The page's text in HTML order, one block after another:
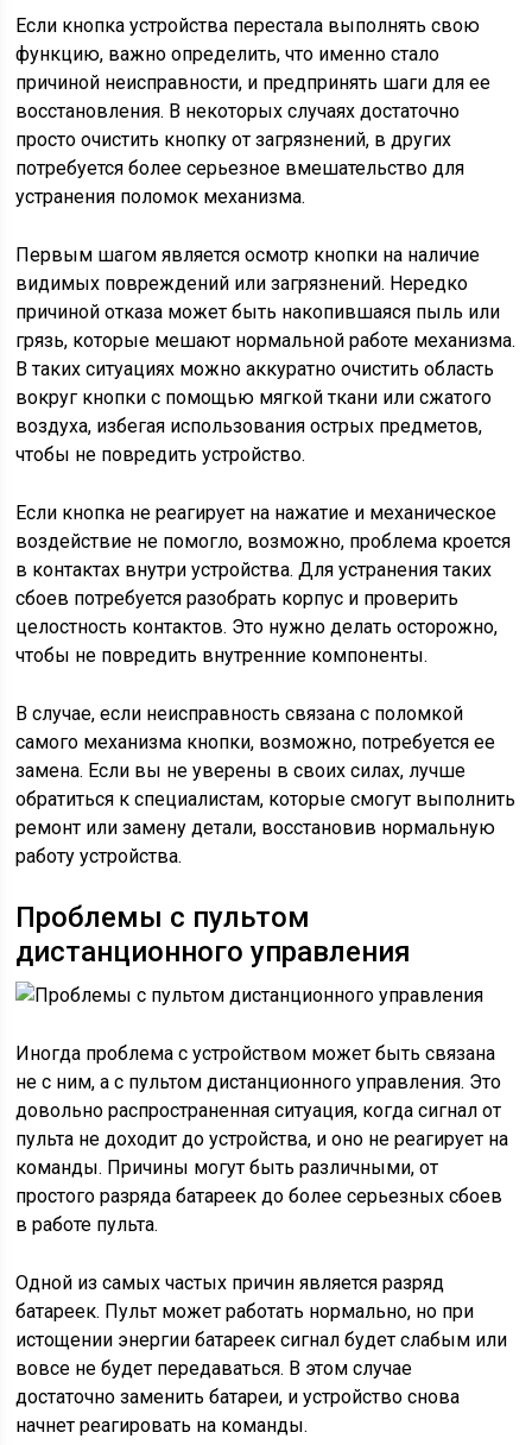
Если кнопка устройства перестала выполнять свою
функцию, важно определить, что именно стало
причиной неисправности, и предпринять шаги для ее
восстановления. В некоторых случаях достаточно
просто очистить кнопку от загрязнений, в других
потребуется более серьезное вмешательство для
устранения поломок механизма.
Первым шагом является осмотр кнопки на наличие
видимых повреждений или загрязнений. Нередко
причиной отказа может быть накопившаяся пыль или
грязь, которые мешают нормальной работе механизма.
В таких ситуациях можно аккуратно очистить область
вокруг кнопки с помощью мягкой ткани или сжатого
воздуха, избегая использования острых предметов,
чтобы не повредить устройство.
Если кнопка не реагирует на нажатие и механическое
воздействие не помогло, возможно, проблема кроется
в контактах внутри устройства. Для устранения таких
сбоев потребуется разобрать корпус и проверить
целостность контактов. Это нужно делать осторожно,
чтобы не повредить внутренние компоненты.
В случае, если неисправность связана с поломкой
самого механизма кнопки, возможно, потребуется ее
замена. Если вы не уверены в своих силах, лучше
обратиться к специалистам, которые смогут выполнить
ремонт или замену детали, восстановив нормальную
работу устройства.
Проблемы с пультом
дистанционного управления
Иногда проблема с устройством может быть связана
не с ним, а с пультом дистанционного управления. Это
довольно распространенная ситуация, когда сигнал от
пульта не доходит до устройства, и оно не реагирует на
команды. Причины могут быть различными, от
простого разряда батареек до более серьезных сбоев
в работе пульта.
Одной из самых частых причин является разряд
батареек. Пульт может работать нормально, но при
истощении энергии батареек сигнал будет слабым или
вовсе не будет передаваться. В этом случае
достаточно заменить батареи, и устройство снова
начнет реагировать на команды.